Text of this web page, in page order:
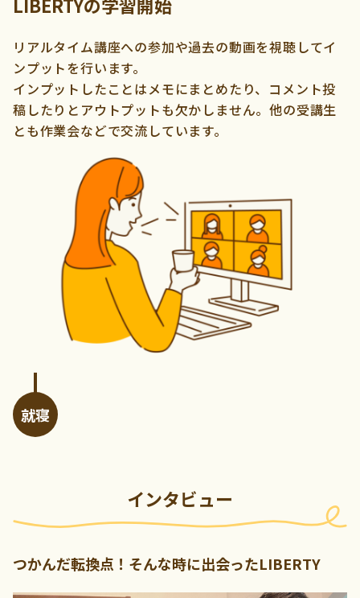
LIBERTYの学習開始
リアルタイム講座への参加や過去の動画を視聴してイ
ンプットを行います。
インプットしたことはメモにまとめたり、コメント投
稿したりとアウトプットも欠かしません。他の受講生
とも作業会などで交流しています。
就寝
インタビュー
つかんだ転換点！そんな時に出会ったLIBERTY